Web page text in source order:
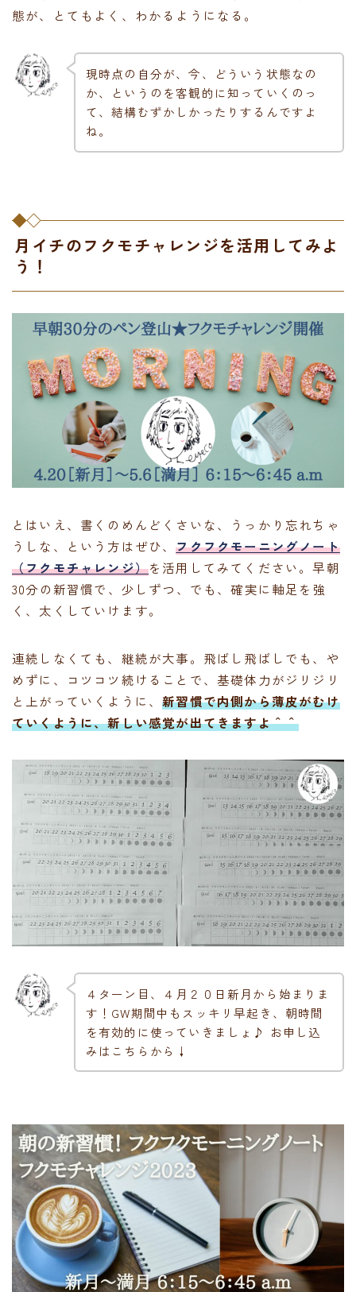
態が、とてもよく、わかるようになる。
現時点の自分が、今、どういう状態なの
か、というのを客観的に知っていくのっ
て、結構むずかしかったりするんですよ
ね。
月イチのフクモチャレンジを活用してみよ
う！
とはいえ、書くのめんどくさいな、うっかり忘れちゃ
うしな、という方はぜひ、フクフクモーニングノート
（フクモチャレンジ）を活用してみてください。早朝
30分の新習慣で、少しずつ、でも、確実に軸足を強
く、太くしていけます。
連続しなくても、継続が大事。飛ばし飛ばしでも、や
めずに、コツコツ続けることで、基礎体力がジリジリ
と上がっていくように、新習慣で内側から薄皮がむけ
ていくように、新しい感覚が出てきますよ＾＾
４ターン目、４月２０日新月から始まりま
す！GW期間中もスッキリ早起き、朝時間
を有効的に使っていきましょ♪ お申し込
みはこちらから↓